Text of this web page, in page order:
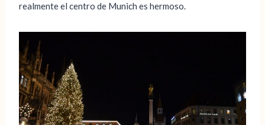
realmente el centro de Munich es hermoso.